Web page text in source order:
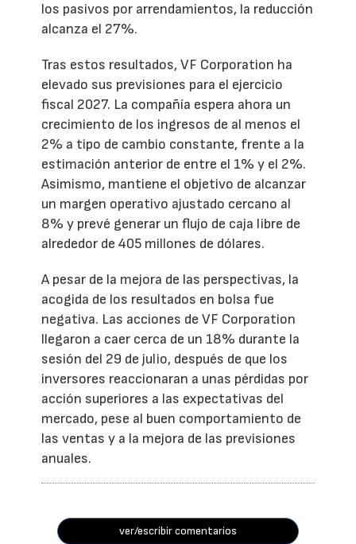
los pasivos por arrendamientos, la reducción
alcanza el 27%.
Tras estos resultados, VF Corporation ha
elevado sus previsiones para el ejercicio
fiscal 2027. La compañía espera ahora un
crecimiento de los ingresos de al menos el
2% a tipo de cambio constante, frente a la
estimación anterior de entre el 1% y el 2%.
Asimismo, mantiene el objetivo de alcanzar
un margen operativo ajustado cercano al
8% y prevé generar un flujo de caja libre de
alrededor de 405 millones de dólares.
A pesar de la mejora de las perspectivas, la
acogida de los resultados en bolsa fue
negativa. Las acciones de VF Corporation
llegaron a caer cerca de un 18% durante la
sesión del 29 de julio, después de que los
inversores reaccionaran a unas pérdidas por
acción superiores a las expectativas del
mercado, pese al buen comportamiento de
las ventas y a la mejora de las previsiones
anuales.
ver/escribir comentarios